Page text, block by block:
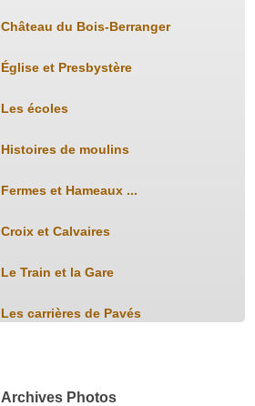
Château du Bois-Berranger
Église et Presbystère
Les écoles
Histoires de moulins
Fermes et Hameaux ...
Croix et Calvaires
Le Train et la Gare
Les carrières de Pavés
Archives Photos